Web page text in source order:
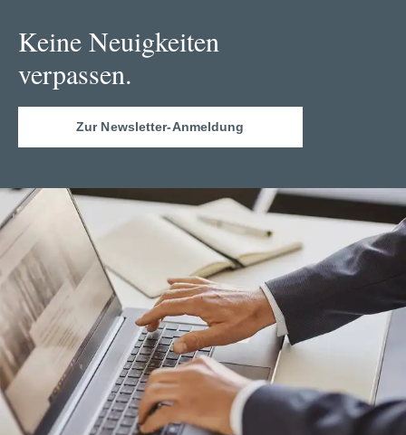
Keine Neuigkeiten
verpassen.
Zur Newsletter-Anmeldung